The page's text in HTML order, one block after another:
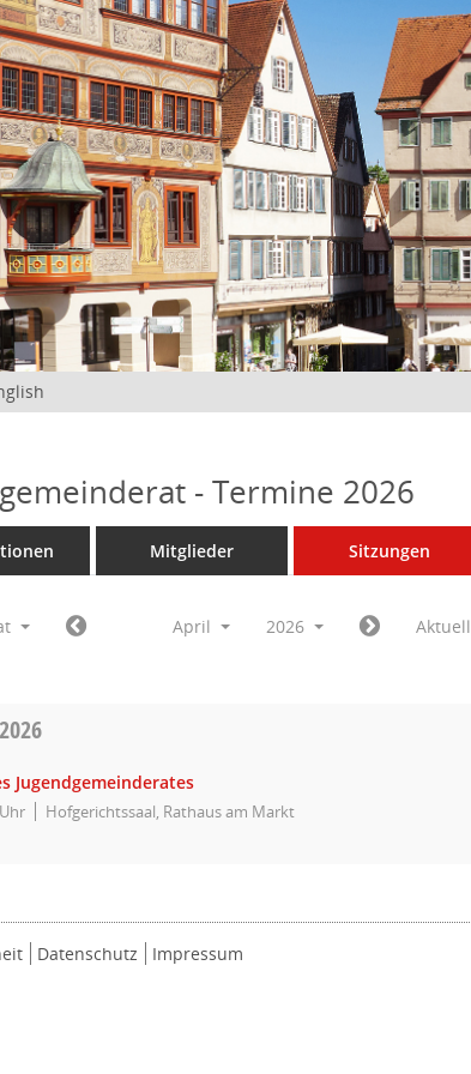
- Termine 2026
Mitglieder Sitzungen
April 2026 Aktuell
Jugendgemeinderates
Hofgerichtssaal, Rathaus am Markt
Datenschutz Impressum